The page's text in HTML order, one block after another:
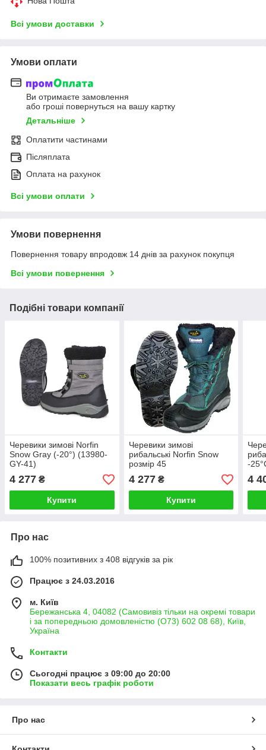
Всі умови доставки
Умови оплати
Ви отримаєте замовлення
або гроші повернуться на вашу картку
Детальніше
Оплатити частинами
Післяплата
Оплата на рахунок
Всі умови оплати
Умови повернення
Повернення товару впродовж 14 днів за рахунок покупця
Всі умови повернення
Подібні товари компанії
Черевики зимові Norfin
Snow Gray (-20°) (13980-
GY-41)
4 277 ₴
Купити
Черевики зимові
рибальські Norfin Snow
розмір 45
4 277₴
Купити
-
4
Про нас
100% позитивних з 408 відгуків за рік
Працює з 24.03.2016
м. Київ
Бережанська 4, 04082 (Самовивіз тільки на окремі товари
і за попередньою домовленістю (О73) 602 08 68), Київ,
Україна
Контакти
Сьогодні працює з 09:00 до 20:00
Показати весь графік роботи
Про нас